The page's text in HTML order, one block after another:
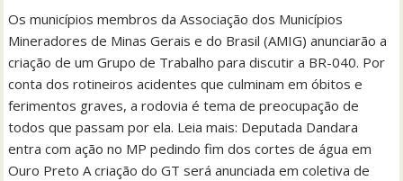
Os municípios membros da Associação dos Municípios
Mineradores de Minas Gerais e do Brasil (AMIG) anunciarão a
criação de um Grupo de Trabalho para discutir a BR-040. Por
conta dos rotineiros acidentes que culminam em óbitos e
ferimentos graves, a rodovia é tema de preocupação de
todos que passam por ela. Leia mais: Deputada Dandara
entra com ação no MP pedindo fim dos cortes de água em
Ouro Preto A criação do GT será anunciada em coletiva de